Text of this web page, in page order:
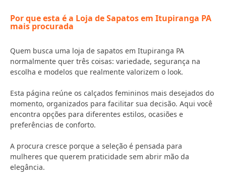
Por que esta é a Loja de Sapatos em Itupiranga PA
mais procurada
Quem busca uma loja de sapatos em Itupiranga PA
normalmente quer três coisas: variedade, segurança na
escolha e modelos que realmente valorizem o look.
Esta página reúne os calçados femininos mais desejados do
momento, organizados para facilitar sua decisão. Aqui você
encontra opções para diferentes estilos, ocasiões e
preferências de conforto.
A procura cresce porque a seleção é pensada para
mulheres que querem praticidade sem abrir mão da
elegância.